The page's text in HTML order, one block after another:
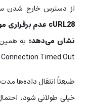
از دسترس خارج شدن
نشان می‌دهد؛ به
Connection Timed Out هم می‌گویند.
طبیعتاً انتقال داده‌ها
خیلی طولانی شود،